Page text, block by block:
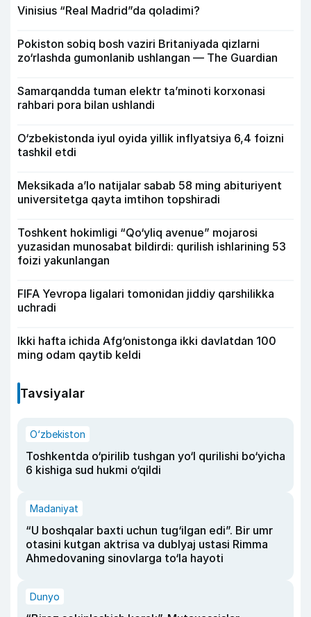
Vinisius “Real Madrid”da qoladimi?
Pokiston sobiq bosh vaziri Britaniyada qizlarni
zo‘rlashda gumonlanib ushlangan — The Guardian
Samarqandda tuman elektr ta’minoti korxonasi
rahbari pora bilan ushlandi
O‘zbekistonda iyul oyida yillik inflyatsiya 6,4 foizni
tashkil etdi
Meksikada a’lo natijalar sabab 58 ming abituriyent
universitetga qayta imtihon topshiradi
Toshkent hokimligi “Qo‘yliq avenue” mojarosi
yuzasidan munosabat bildirdi: qurilish ishlarining 53
foizi yakunlangan
FIFA Yevropa ligalari tomonidan jiddiy qarshilikka
uchradi
Ikki hafta ichida Afg‘onistonga ikki davlatdan 100
ming odam qaytib keldi
Tavsiyalar
O‘zbekiston
Toshkentda o‘pirilib tushgan yo‘l qurilishi bo‘yicha
6 kishiga sud hukmi o‘qildi
Madaniyat
“U boshqalar baxti uchun tug‘ilgan edi”. Bir umr
otasini kutgan aktrisa va dublyaj ustasi Rimma
Ahmedovaning sinovlarga to‘la hayoti
Dunyo